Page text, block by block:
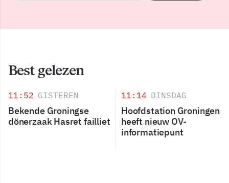
Best gelezen
11:52 GISTEREN
Bekende Groningse
dönerzaak Hasret failliet
11:14 DINSDAG
Hoofdstation Groningen
heeft nieuw OV-
informatiepunt